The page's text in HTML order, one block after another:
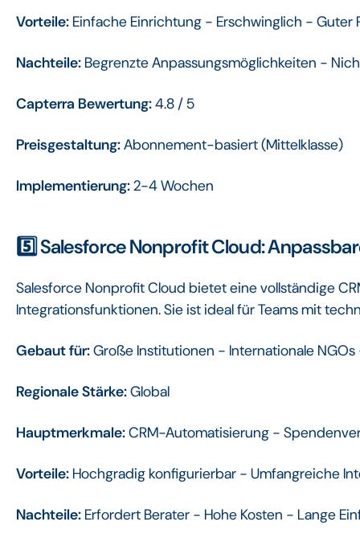
Vorteile: Einfache Einrichtung - Erschwinglich - Guter
Nachteile: Begrenzte Anpassungsmöglichkeiten -
Capterra Bewertung:4.8 / 5
Preisgestaltung:Abonnement-basiert (Mittelklasse)
Implementierung:2-4 Wochen
5️⃣ Salesforce Nonprofit Cloud:
Salesforce Nonprofit Cloud bietet eine vollständige
Integrationsfunktionen. Sie ist ideal für Teams mit
Gebaut für:Große Institutionen - Internationale
Regionale Stärke:Global
Hauptmerkmale:CRM-Automatisierung -
Vorteile: Hochgradig konfigurierbar - Umfangreiche
Nachteile: Erfordert Berater - Hohe Kosten - Lange